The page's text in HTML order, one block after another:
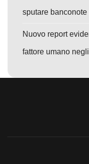
sputare banconote
Nuovo report
fattore umano